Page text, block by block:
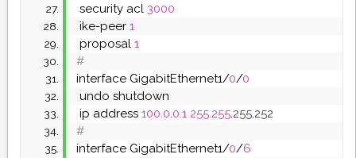
security acl 3000
ike-peer 1
proposal 1
#
interface GigabitEthernet1/0/0
undo shutdown
ip address 100.0.0.1 255.255.255.252
#
interface GigabitEthernet1/0/6